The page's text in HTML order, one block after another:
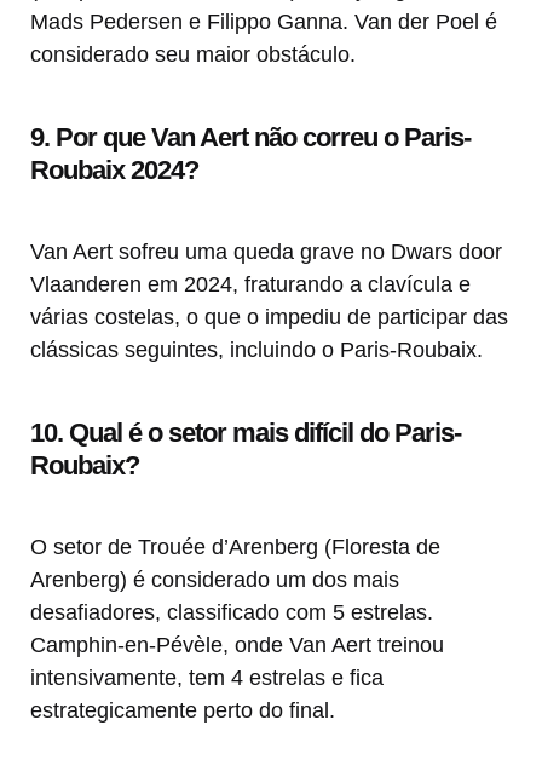
Mads Pedersen e Filippo Ganna. Van der Poel é
considerado seu maior obstáculo.
9. Por que Van Aert não correu o Paris-
Roubaix 2024?
Van Aert sofreu uma queda grave no Dwars door
Vlaanderen em 2024, fraturando a clavícula e
várias costelas, o que o impediu de participar das
clássicas seguintes, incluindo o Paris-Roubaix.
10. Qual é o setor mais difícil do Paris-
Roubaix?
O setor de Trouée d’Arenberg (Floresta de
Arenberg) é considerado um dos mais
desafiadores, classificado com 5 estrelas.
Camphin-en-Pévèle, onde Van Aert treinou
intensivamente, tem 4 estrelas e fica
estrategicamente perto do final.